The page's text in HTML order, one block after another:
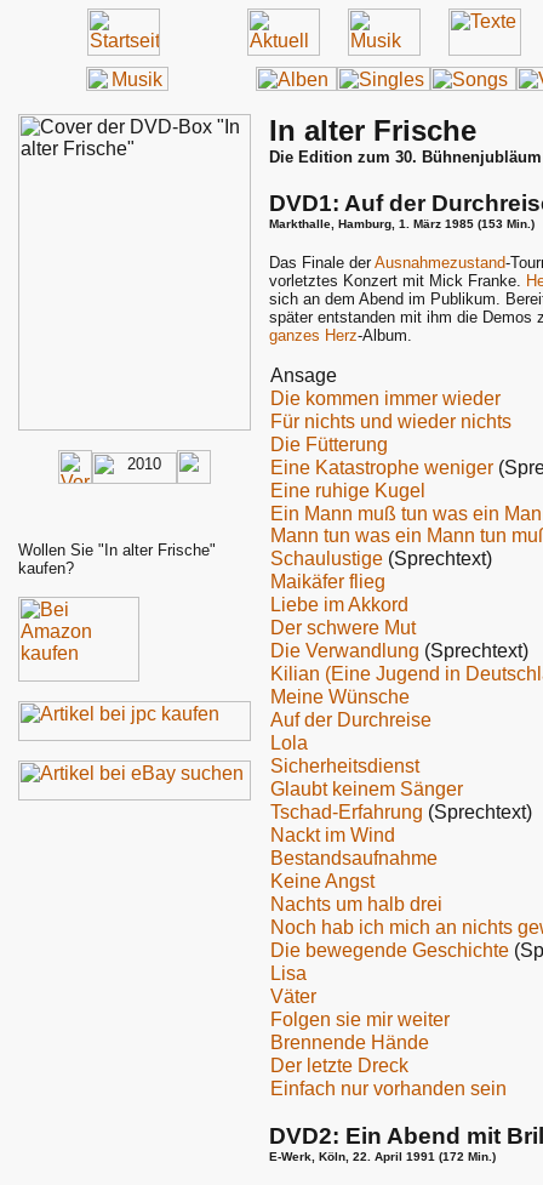
Wollen Sie "In alter Frische"
kaufen?
In alter Frische
Die Edition zum 30. Bühnenjubläum
DVD1: Auf der
Markthalle, Hamburg, 1. März 1985 (153 Min.)
Das Finale derAusnahmezustand-
vorletztes Konzert mit Mick Franke.
sich an dem Abend im Publikum.
später entstanden mit ihm die Demos
ganzes Herz-Album.
Ansage
Die kommen immer wieder
Für nichts und wieder nichts
Die Fütterung
Eine Katastrophe weniger
Eine ruhige Kugel
Ein Mann muß tun was ein
Mann tun was ein Mann tun
Schaulustige (Sprechtext)
Maikäfer flieg
Liebe im Akkord
Der schwere Mut
Die Verwandlung (Sprechtext)
Kilian (Eine Jugend in
Meine Wünsche
Auf der Durchreise
Lola
Sicherheitsdienst
Glaubt keinem Sänger
Tschad-Erfahrung (Sprechtext)
Nackt im Wind
Bestandsaufnahme
Keine Angst
Nachts um halb drei
Noch hab ich mich an nichts
Die bewegende Geschichte
Lisa
Väter
Folgen sie mir weiter
Brennende Hände
Der letzte Dreck
Einfach nur vorhanden sein
DVD2: Ein Abend mit
E-Werk, Köln, 22. April 1991 (172 Min.)